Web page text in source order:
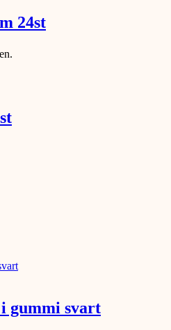
24st
gummi svart